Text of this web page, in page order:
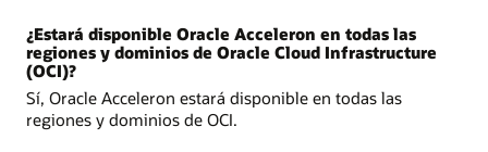
¿Estará disponible Oracle Acceleron en todas las
regiones y dominios de Oracle Cloud Infrastructure
(OCI)?
Sí, Oracle Acceleron estará disponible en todas las
regiones y dominios de OCI.